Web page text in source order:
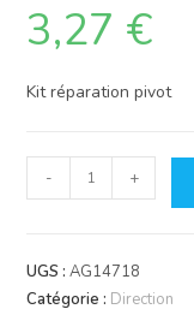
3,27 €
Kit réparation pivot
quantité
de
réparation
pivot
- +
UGS :AG14718
Catégorie : Direction